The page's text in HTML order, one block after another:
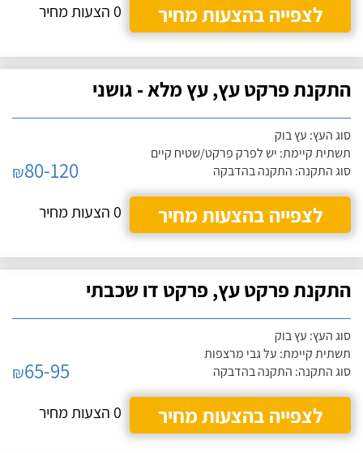
לצפייה בהצעות מחיר
0 הצעות מחיר
התקנת פרקט עץ, עץ מלא - גושני
סוג העץ: עץ בוק
תשתית קיימת: יש לפרק פרקט/שטיח קיים
סוג התקנה: התקנה בהדבקה
₪80-120
לצפייה בהצעות מחיר
0 הצעות מחיר
התקנת פרקט עץ, פרקט דו שכבתי
סוג העץ: עץ בוק
תשתית קיימת: על גבי מרצפות
סוג התקנה: התקנה בהדבקה
₪65-95
לצפייה בהצעות מחיר
0 הצעות מחיר